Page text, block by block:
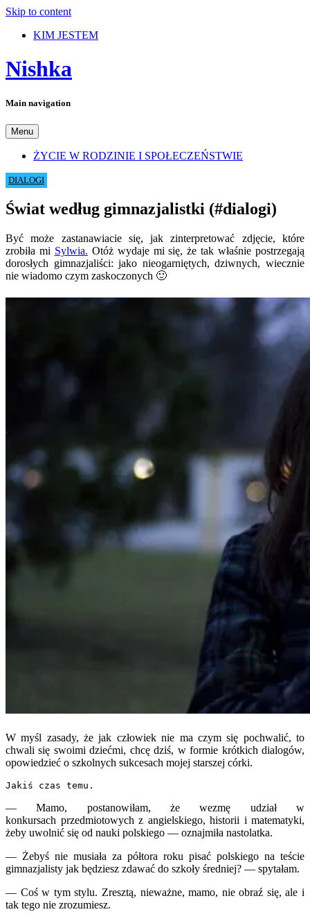
Skip to content
KIM JESTEM
Nishka
Main navigation
Menu
ŻYCIE W RODZINIE I SPOŁECZEŃSTWIE
DIALOGI
Świat według gimnazjalistki (#dialogi)
Być może zastanawiacie się, jak zinterpretować zdjęcie, które
zrobiła mi Sylwia. Otóż wydaje mi się, że tak właśnie postrzegają
dorosłych gimnazjaliści: jako nieogarniętych, dziwnych, wiecznie
nie wiadomo czym zaskoczonych 🙂
W myśl zasady, że jak człowiek nie ma czym się pochwalić, to
chwali się swoimi dziećmi, chcę dziś, w formie krótkich dialogów,
opowiedzieć o szkolnych sukcesach mojej starszej córki.
Jakiś czas temu.
— Mamo, postanowiłam, że wezmę udział w
konkursach przedmiotowych z angielskiego, historii i matematyki,
żeby uwolnić się od nauki polskiego — oznajmiła nastolatka.
— Żebyś nie musiała za półtora roku pisać polskiego na teście
gimnazjalisty jak będziesz zdawać do szkoły średniej? — spytałam.
— Coś w tym stylu. Zresztą, nieważne, mamo, nie obraź się, ale i
tak tego nie zrozumiesz.